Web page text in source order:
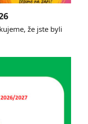
že jste byli